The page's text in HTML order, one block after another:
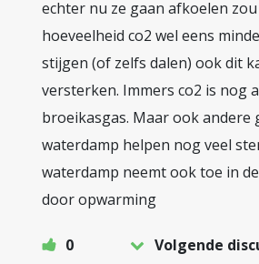
echter nu ze gaan afkoelen
hoeveelheid co2 wel eens
stijgen (of zelfs dalen) ook dit
versterken. Immers co2 is nog
broeikasgas. Maar ook andere
waterdamp helpen nog veel
waterdamp neemt ook toe in
door opwarming
0
Volgende